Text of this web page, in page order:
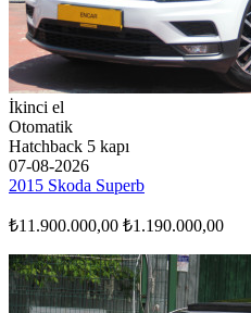
İkinci el
Otomatik
Hatchback 5 kapı
07-08-2026
2015 Skoda Superb
₺11.900.000,00 ₺1.190.000,00